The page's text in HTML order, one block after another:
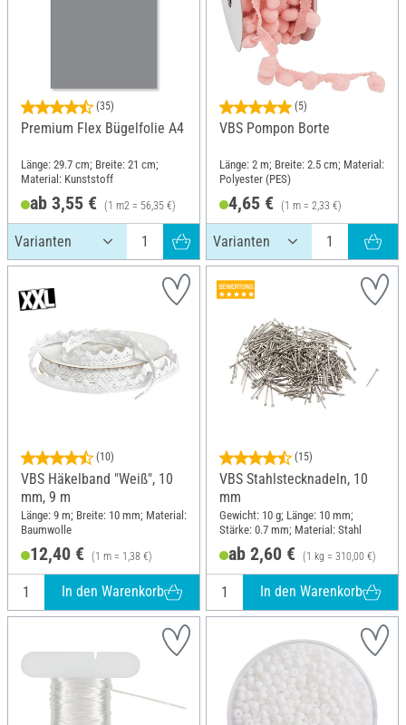
(35)
Premium Flex Bügelfolie A4
Länge: 29.7 cm; Breite: 21 cm;
Material: Kunststoff
ab 3,55 € (1 m2 = 56,35 €)
(5)
VBS Pompon Borte
Länge: 2 m; Breite: 2.5 cm; Material:
Polyester (PES)
4,65 € (1 m = 2,33 €)
(10)
VBS Häkelband "Weiß", 10
mm, 9 m
Länge: 9 m; Breite: 10 mm; Material:
Baumwolle
12,40 € (1 m = 1,38 €)
In den Warenkorb
(15)
VBS Stahlstecknadeln, 10
mm
Gewicht: 10 g; Länge: 10 mm;
Stärke: 0.7 mm; Material: Stahl
ab 2,60 € (1 kg = 310,00 €)
In den Warenkorb